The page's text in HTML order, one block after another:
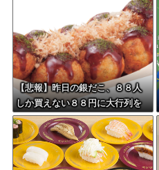
【悲報】昨日の銀だこ、８８人
しか買えない８８円に大行列を
なす都民コチラ・・・